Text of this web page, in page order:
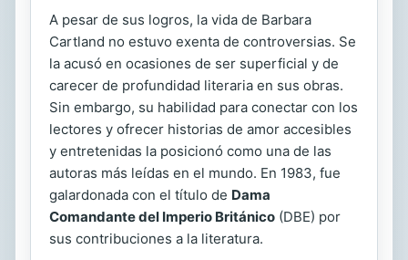
A pesar de sus logros, la vida de Barbara
Cartland no estuvo exenta de controversias. Se
la acusó en ocasiones de ser superficial y de
carecer de profundidad literaria en sus obras.
Sin embargo, su habilidad para conectar con los
lectores y ofrecer historias de amor accesibles
y entretenidas la posicionó como una de las
autoras más leídas en el mundo. En 1983, fue
galardonada con el título de Dama
Comandante del Imperio Británico (DBE) por
sus contribuciones a la literatura.